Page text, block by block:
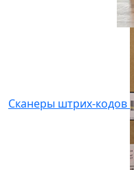
Сканеры штрих-кодов